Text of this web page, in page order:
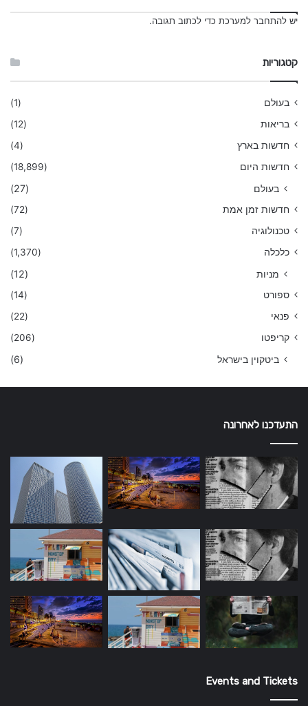
יש להתחבר למערכת כדי לכתוב תגובה.
קטגוריות
בעולם
(1)
בריאות
(12)
חדשות בארץ
(4)
חדשות היום
(18,899)
בעולם (27)
חדשות זמן אמת
(72)
טכנולוגיה
(7)
כלכלה
(1,370)
מניות (12)
ספורט
(14)
פנאי
(22)
קריפטו
(206)
ביטקוין בישראל (6)
התעדכנו לאחרונה
Events and Tickets